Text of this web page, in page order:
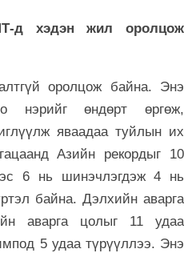
д хэдэн жил оролцож
оролцож байна. Энэ
нэрийг өндөрт өргөж,
яваадаа туйлын их
Азийн рекордыг 10
6 нь шинэчлэгдэж 4 нь
байна. Дэлхийн аварга
аварга цолыг 11 удаа
5 удаа түрүүллээ. Энэ